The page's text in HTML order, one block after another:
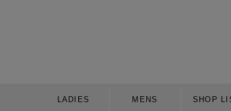
LADIES MENS SHOP